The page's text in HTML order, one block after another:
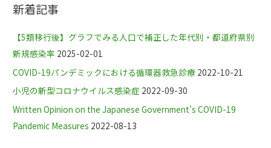
新着記事
【5類移行後】グラフでみる人口で補正した年代別・都道府県別
新規感染率 2025-02-01
COVID-19パンデミックにおける循環器救急診療 2022-10-21
小児の新型コロナウイルス感染症 2022-09-30
Written Opinion on the Japanese Government’s COVID-19
Pandemic Measures 2022-08-13